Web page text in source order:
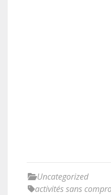
Uncategorized
activités sans